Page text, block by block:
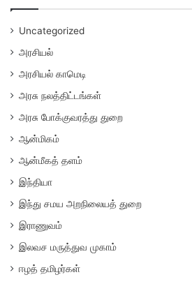
Uncategorized
அரசியல்
அரசியல் காமெடி
அரசு நலத்திட்டங்கள்
அரசு போக்குவரத்து துறை
ஆன்மிகம்
ஆன்மீகத் தளம்
இந்தியா
இந்து சமய அறநிலையத் துறை
இராணுவம்
இலவச மருத்துவ முகாம்
ஈழத் தமிழர்கள்